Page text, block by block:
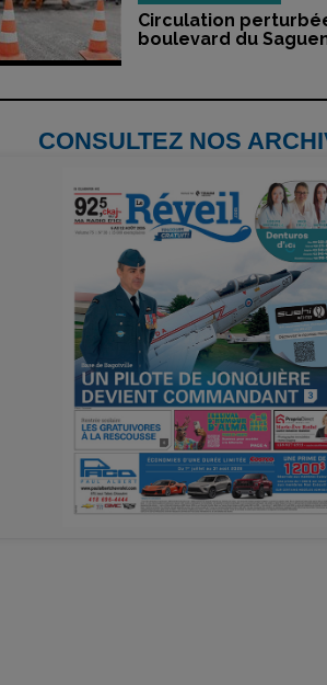
Circulation
boulevard du
CONSULTEZ NOS